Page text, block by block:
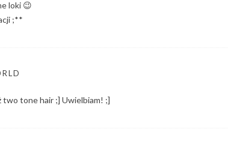
loki 😉
;**
two tone hair ;] Uwielbiam! ;]